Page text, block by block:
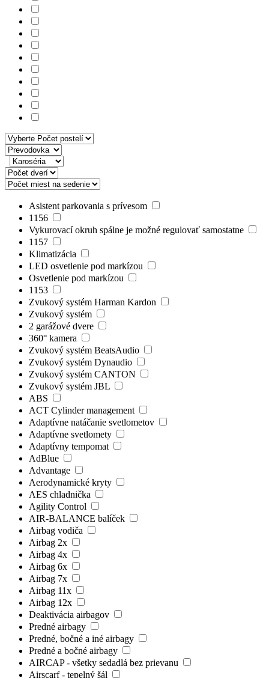
Asistent parkovania s prívesom
1156
Vykurovací okruh spálne je možné regulovať samostatne
1157
Klimatizácia
LED osvetlenie pod markízou
Osvetlenie pod markízou
1153
Zvukový systém Harman Kardon
Zvukový systém
2 garážové dvere
360° kamera
Zvukový systém BeatsAudio
Zvukový systém Dynaudio
Zvukový systém CANTON
Zvukový systém JBL
ABS
ACT Cylinder management
Adaptívne natáčanie svetlometov
Adaptívne svetlomety
Adaptívny tempomat
AdBlue
Advantage
Aerodynamické kryty
AES chladnička
Agility Control
AIR-BALANCE balíček
Airbag vodiča
Airbag 2x
Airbag 4x
Airbag 6x
Airbag 7x
Airbag 11x
Airbag 12x
Deaktivácia airbagov
Predné airbagy
Predné, bočné a iné airbagy
Predné a bočné airbagy
AIRCAP - všetky sedadlá bez prievanu
Airscarf - tepelný šál